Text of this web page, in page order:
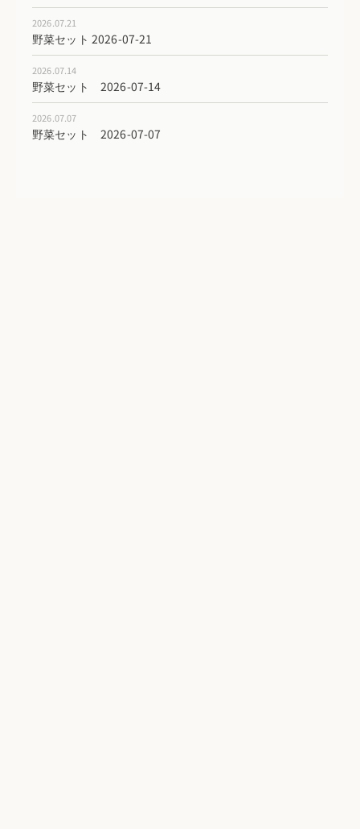
2026.07.21
野菜セット 2026-07-21
2026.07.14
野菜セット 2026-07-14
2026.07.07
野菜セット 2026-07-07